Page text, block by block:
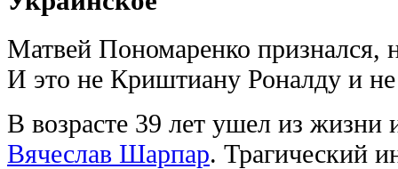
Матвей Пономаренко признался,
И это не Криштиану Роналду и
В возрасте 39 лет ушел из жизни
Вячеслав Шарпар. Трагический